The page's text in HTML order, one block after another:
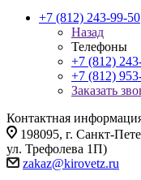
+7 (812) 243-99-50
Назад
Телефоны
+7 (812)
+7 (812)
Заказать
Контактная
198095, г. Санкт-
ул. Трефолева 1П)
zakaz@kirovetz.ru